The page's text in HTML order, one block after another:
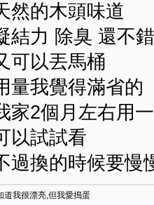
然的木頭味道
結力 除臭 還不錯
可以丟馬桶
量我覺得滿省的
家2個月左右用
以試試看
過換的時候要慢
道我很漂亮,但我愛搗蛋